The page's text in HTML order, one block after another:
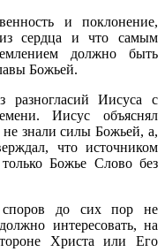
и поклонение,
сердца и что самым
должно быть
Божьей.
разногласий Иисуса с
Иисус объяснял
не знали силы Божьей, а,
что источником
Божье Слово без
до сих пор не
интересовать, на
Христа или Его